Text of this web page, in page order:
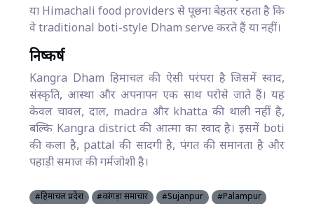
या Himachali food providers से पूछना बेहतर रहता है कि
वे traditional boti-style Dham serve करते हैं या नहीं।
निष्कर्ष
Kangra Dham हिमाचल की ऐसी परंपरा है जिसमें स्वाद,
संस्कृति, आस्था और अपनापन एक साथ परोसे जाते हैं। यह
केवल चावल, दाल, madra और khatta की थाली नहीं है,
बल्कि Kangra district की आत्मा का स्वाद है। इसमें boti
की कला है, pattal की सादगी है, पंगत की समानता है और
पहाड़ी समाज की गर्मजोशी है।
#हिमाचल प्रदेश #कांगड़ा समाचार #Sujanpur #Palampur